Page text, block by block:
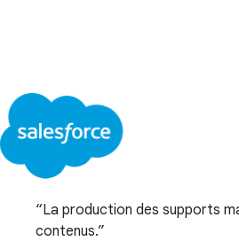
La production des supports
contenus.